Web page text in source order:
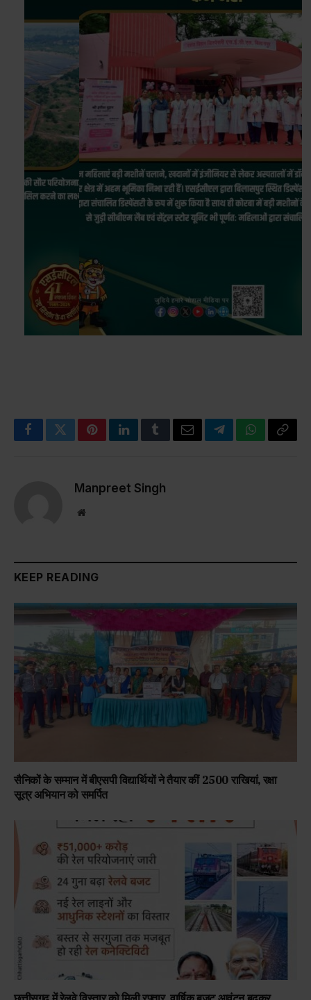
FacebookTwitterPinterestLinkedInTumblrEmailTelegramWhatsApp
Copy
Manpreet Singh
Website
KEEP READING
सैनिकों के सम्मान में बीएसपी विद्यार्थियों ने तैयार कीं 2500 राखियां, रक्षा
सूत्र अभियान को समर्पित